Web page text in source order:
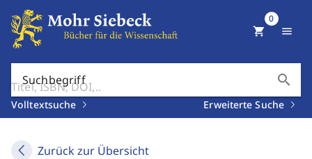
Suchbegriff search
Volltextsuche Erweiterte Suche
shopping_cart
0
menu
Zurück zur Übersicht